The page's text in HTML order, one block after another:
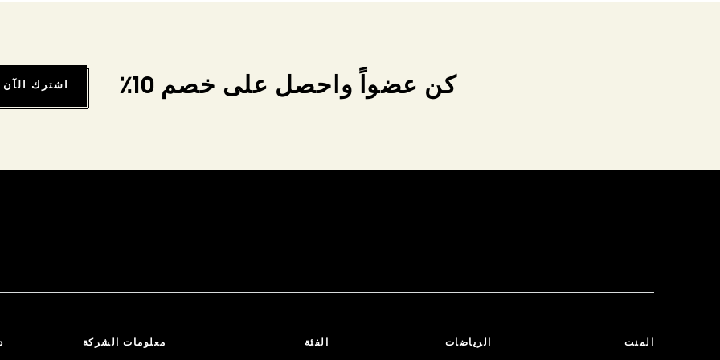
كن عضواً واحصل على خصم 10٪ اشترك الآن
المنت الرياضات الفئة معلومات الشركة